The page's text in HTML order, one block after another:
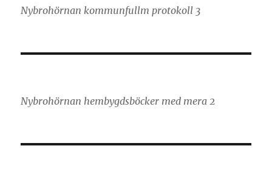
Nybrohörnan kommunfullm protokoll 3
Nybrohörnan hembygdsböcker med mera 2